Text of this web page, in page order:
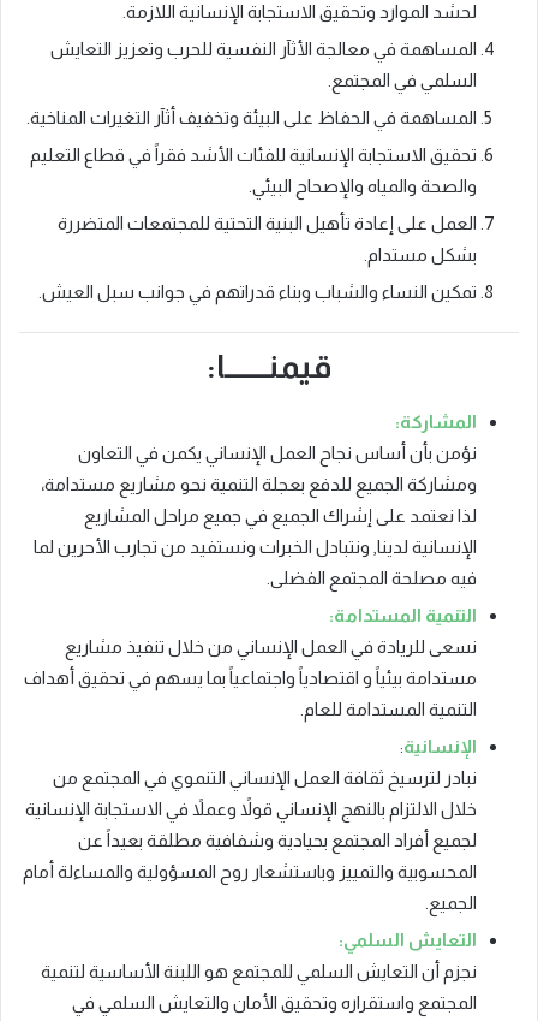
لحشد الموارد وتحقيق الاستجابة الإنسانية اللازمة.
المساهمة في معالجة الأثآر النفسية للحرب وتعزيز التعايش
السلمي في المجتمع.
المساهمة في الحفاظ على البيئة وتخفيف أثآر التغيرات المناخية.
تحقيق الاستجابة الإنسانية للفئات الأشد فقراً في قطاع التعليم
والصحة والمياه والإصحاح البيئي.
العمل على إعادة تأهيل البنية التحتية للمجتمعات المتضررة
بشكل مستدام.
تمكين النساء والشباب وبناء قدراتهم في جوانب سبل العيش.
قيمنـــــــا:
المشاركة:
نؤمن بأن أساس نجاح العمل الإنساني يكمن في التعاون
ومشاركة الجميع للدفع بعجلة التنمية نحو مشاريع مستدامة،
لذا نعتمد على إشراك الجميع في جميع مراحل المشاريع
الإنسانية لدينا, ونتبادل الخبرات ونستفيد من تجارب الأحرين لما
فيه مصلحة المجتمع الفضلى.
التنمية المستدامة:
نسعى للريادة في العمل الإنساني من خلال تنفيذ مشاريع
مستدامة بيئياً و اقتصادياً واجتماعياً بما يسهم في تحقيق أهداف
التنمية المستدامة للعام.
الإنسانية:
نبادر لترسيخ ثقافة العمل الإنساني التنموي في المجتمع من
خلال الالتزام بالنهج الإنساني قولاً وعملاً في الاستجابة الإنسانية
لجميع أفراد المجتمع بحيادية وشفافية مطلقة بعيداً عن
المحسوبية والتمييز وباستشعار روح المسؤولية والمساءلة أمام
الجميع.
التعايش السلمي:
نجزم أن التعايش السلمي للمجتمع هو اللبنة الأساسية لتنمية
المجتمع واستقراره وتحقيق الأمان والتعايش السلمي في